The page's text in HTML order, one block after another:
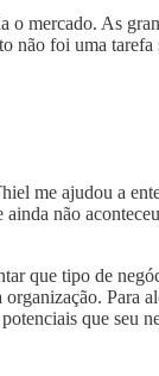
mercado. As
não foi uma
me ajudou a
não
que tipo de
Para
que seu